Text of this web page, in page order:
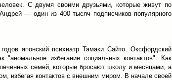
С двумя своими друзьями, которые живут по
— один из 400 тысяч подписчиков популярного
японский психиатр Тамаки Сайто. Оксфордский
"аномальное избегание социальных контактов". Как
семей, которые бросают школу и месяцами, а
избегая контактов с внешним миром. В начале своей